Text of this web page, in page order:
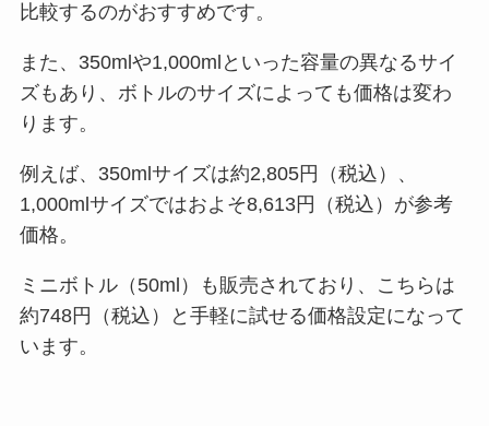
比較するのがおすすめです。
また、350mlや1,000mlといった容量の異なるサイ
ズもあり、ボトルのサイズによっても価格は変わ
ります。
例えば、350mlサイズは約2,805円（税込）、
1,000mlサイズではおよそ8,613円（税込）が参考
価格。
ミニボトル（50ml）も販売されており、こちらは
約748円（税込）と手軽に試せる価格設定になって
います。